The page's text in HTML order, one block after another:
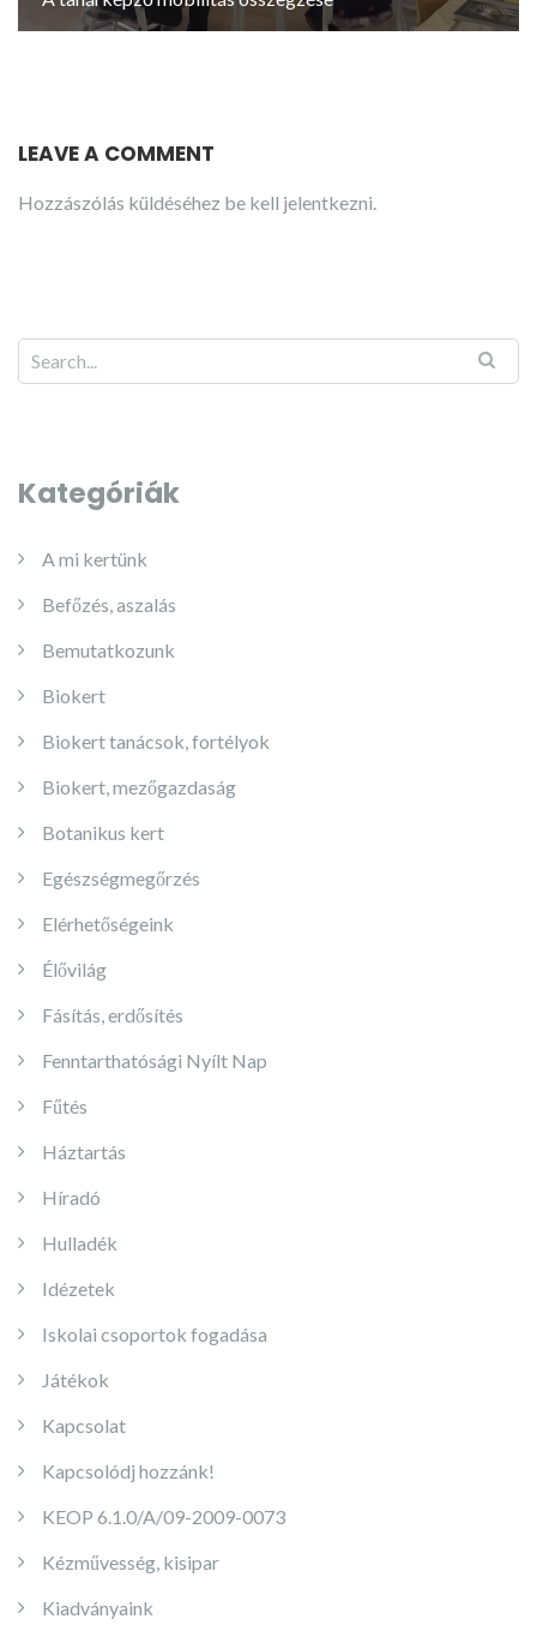
LEAVE A COMMENT
Hozzászólás küldéséhez be kell jelentkezni.
Kategóriák
A mi kertünk
Befőzés, aszalás
Bemutatkozunk
Biokert
Biokert tanácsok, fortélyok
Biokert, mezőgazdaság
Botanikus kert
Egészségmegőrzés
Elérhetőségeink
Élővilág
Fásítás, erdősítés
Fenntarthatósági Nyílt Nap
Fűtés
Háztartás
Híradó
Hulladék
Idézetek
Iskolai csoportok fogadása
Játékok
Kapcsolat
Kapcsolódj hozzánk!
KEOP 6.1.0/A/09-2009-0073
Kézművesség, kisipar
Kiadványaink